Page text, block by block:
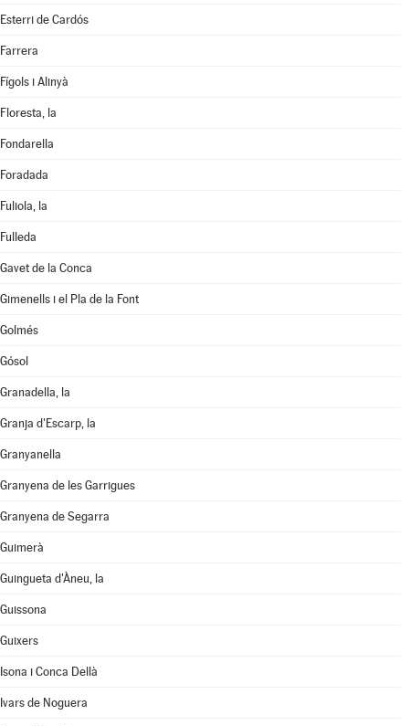
Esterri de Cardós
Farrera
Fígols i Alinyà
Floresta, la
Fondarella
Foradada
Fuliola, la
Fulleda
Gavet de la Conca
Gimenells i el Pla de la Font
Golmés
Gósol
Granadella, la
Granja d'Escarp, la
Granyanella
Granyena de les Garrigues
Granyena de Segarra
Guimerà
Guingueta d'Àneu, la
Guissona
Guixers
Isona i Conca Dellà
Ivars de Noguera